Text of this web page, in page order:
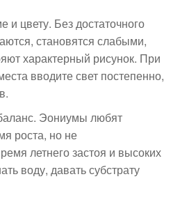
цвету. Без достаточного
становятся слабыми,
характерный рисунок. При
вводите свет постепенно,
Эониумы любят
роста, но не
летнего застоя и высоких
воду, давать субстрату